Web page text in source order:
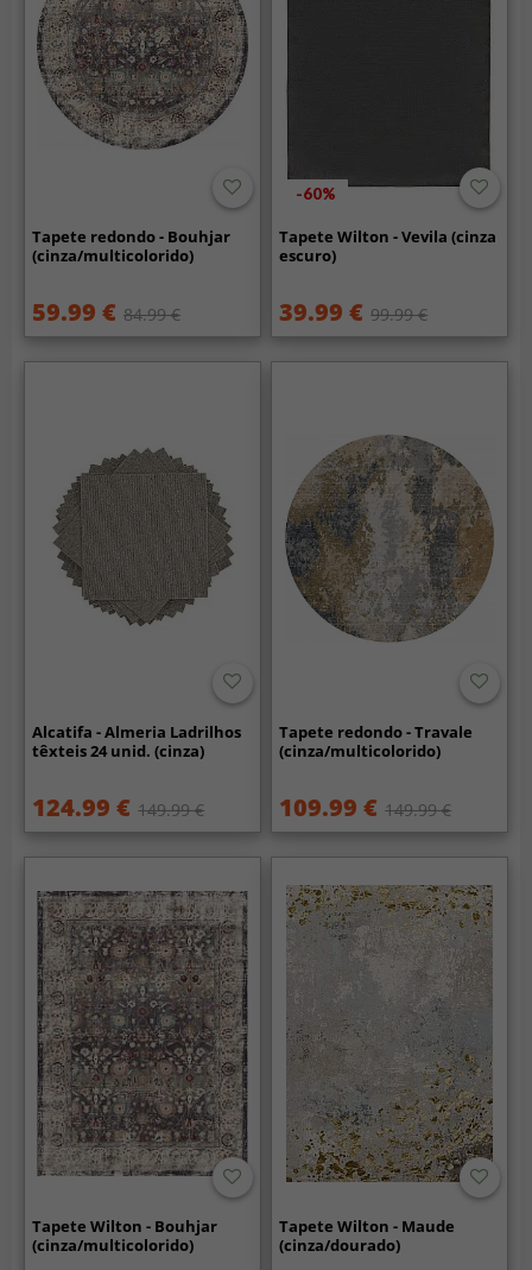
Tapete redondo - Bouhjar
(cinza/multicolorido)
59.99 € 84.99 €
-60%
Tapete Wilton - Vevila (cinza
escuro)
39.99 € 99.99 €
Alcatifa - Almeria Ladrilhos
têxteis 24 unid. (cinza)
124.99 € 149.99 €
Tapete redondo - Travale
(cinza/multicolorido)
109.99 € 149.99 €
Tapete Wilton - Bouhjar
(cinza/multicolorido)
Tapete Wilton - Maude
(cinza/dourado)